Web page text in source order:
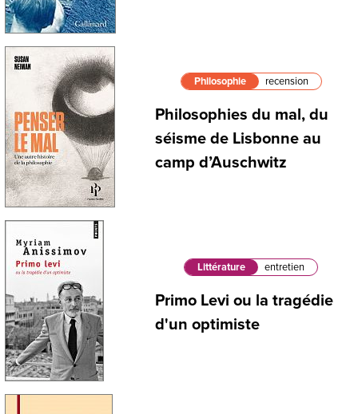
Philosophie recension
Philosophies du mal, du
séisme de Lisbonne au
camp d’Auschwitz
Littérature entretien
Primo Levi ou la tragédie
d'un optimiste